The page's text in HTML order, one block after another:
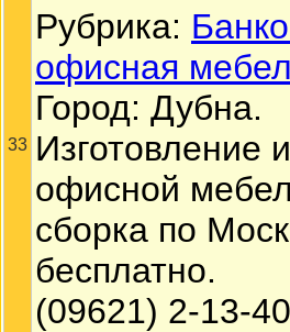
33
Рубрика:
офисная
Город: Дубна.
Изготовление
офисной
сборка по
бесплатно.
(09621) 2-13-40